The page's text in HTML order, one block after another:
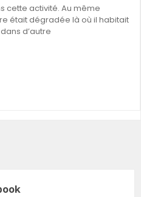
cette activité. Au même
était dégradée là où il habitait
d’autre